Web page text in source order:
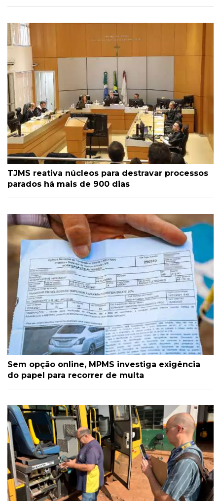
TJMS reativa núcleos para destravar processos
parados há mais de 900 dias
Sem opção online, MPMS investiga exigência
do papel para recorrer de multa